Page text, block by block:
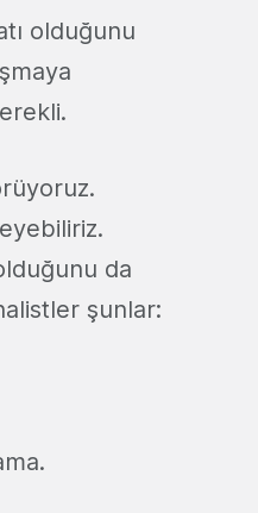
olduğunu
da
şunlar: